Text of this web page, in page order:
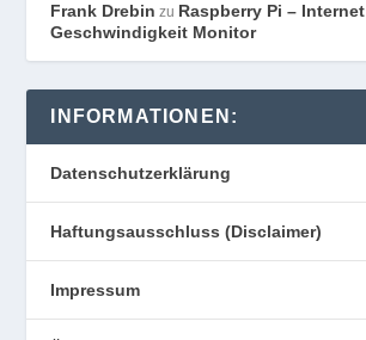
Frank Drebin zu Raspberry Pi – Internet
Geschwindigkeit Monitor
INFORMATIONEN:
Datenschutzerklärung
Haftungsausschluss (Disclaimer)
Impressum